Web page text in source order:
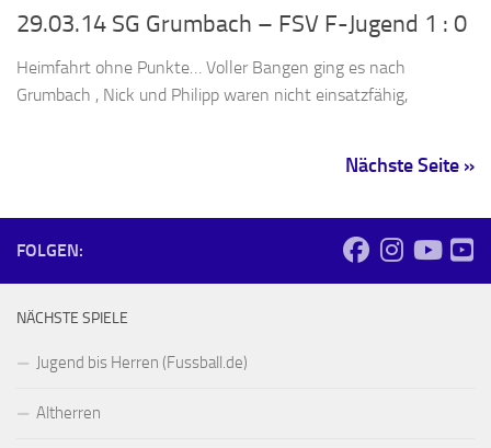
29.03.14 SG Grumbach – FSV F-Jugend 1 : 0
Heimfahrt ohne Punkte… Voller Bangen ging es nach
Grumbach , Nick und Philipp waren nicht einsatzfähig,
Nächste Seite »
FOLGEN:
NÄCHSTE SPIELE
Jugend bis Herren (Fussball.de)
Altherren